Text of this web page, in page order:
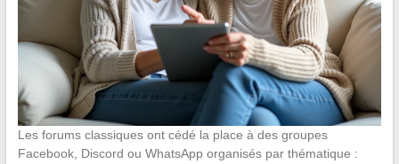
Les forums classiques ont cédé la place à des groupes
Facebook, Discord ou WhatsApp organisés par thématique :